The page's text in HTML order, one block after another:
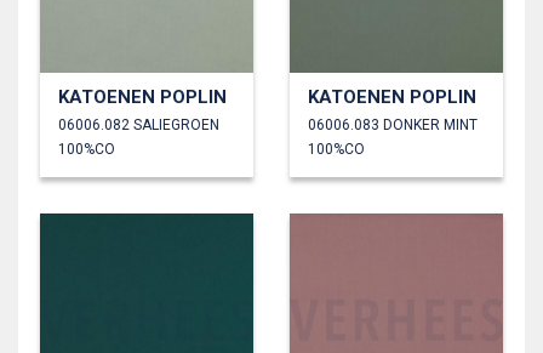
KATOENEN POPLIN
06006.082 SALIEGROEN
100%CO
KATOENEN POPLIN
06006.083 DONKER MINT
100%CO